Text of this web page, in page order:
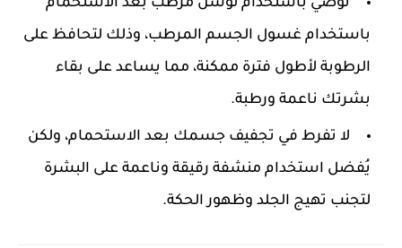
باستخدام غسول الجسم المرطب، وذلك لتحافظ على
الرطوبة لأطول فترة ممكنة، مما يساعد على بقاء
بشرتك ناعمة ورطبة.
لا تفرط في تجفيف جسمك بعد الاستحمام، ولكن
يُفضل استخدام منشفة رقيقة وناعمة على البشرة
لتجنب تهيج الجلد وظهور الحكة.